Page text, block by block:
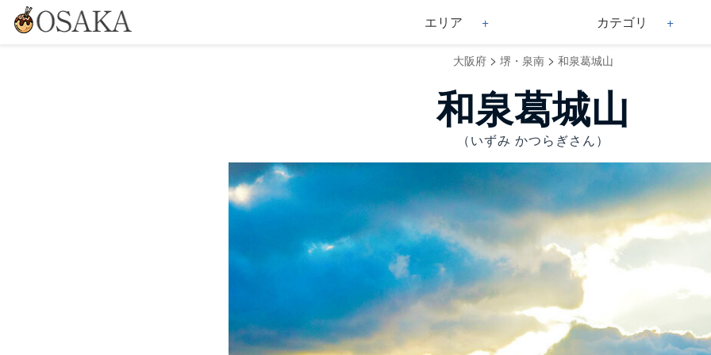
エリア カテゴリ
大阪府 > 堺・泉南 > 和泉葛城山
和泉葛城山
（いずみ かつらぎさん）